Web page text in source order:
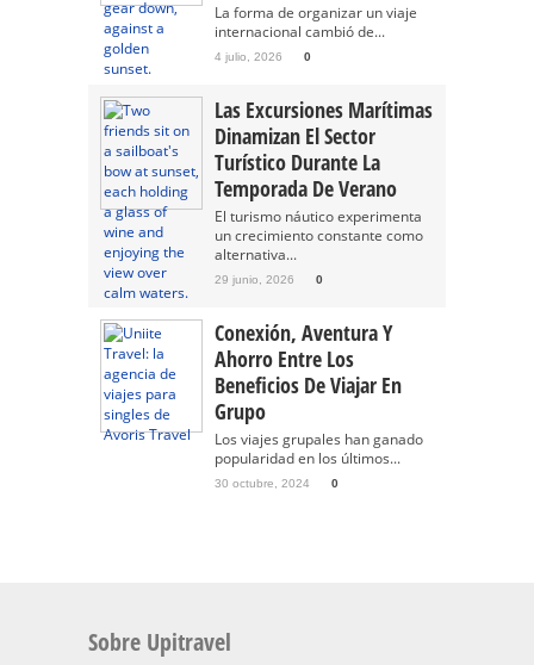
La forma de organizar un viaje
internacional cambió de...
4 julio, 2026 0
Las Excursiones Marítimas
Dinamizan El Sector
Turístico Durante La
Temporada De Verano
El turismo náutico experimenta
un crecimiento constante como
alternativa...
29 junio, 2026 0
Conexión, Aventura Y
Ahorro Entre Los
Beneficios De Viajar En
Grupo
Los viajes grupales han ganado
popularidad en los últimos...
30 octubre, 2024 0
Sobre Upitravel